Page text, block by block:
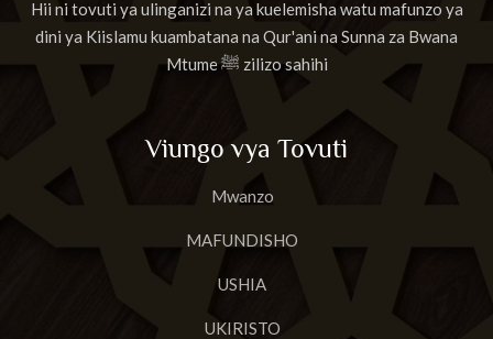
Hii ni tovuti ya ulinganizi na ya kuelemisha watu mafunzo ya
dini ya Kiislamu kuambatana na Qur'ani na Sunna za Bwana
Mtume ﷺ zilizo sahihi
Viungo vya Tovuti
Mwanzo
MAFUNDISHO
USHIA
UKIRISTO